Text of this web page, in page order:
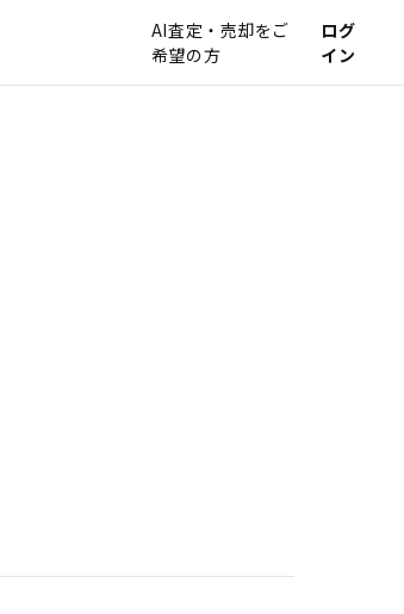
AI査定・売却をご
希望の方
ログ
イン